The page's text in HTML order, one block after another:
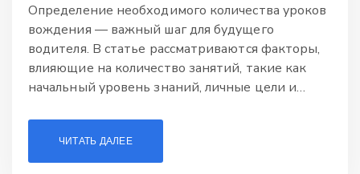
Определение необходимого количества уроков
вождения — важный шаг для будущего
водителя. В статье рассматриваются факторы,
влияющие на количество занятий, такие как
начальный уровень знаний, личные цели и
автошкол и государственные нормативы.
Предоставлены советы по эффективному
обучению и полезные рекомендации для
ЧИТАТЬ ДАЛЕЕ